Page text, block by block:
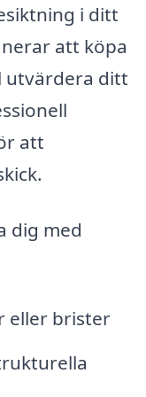
i ditt
att köpa
utvärdera ditt
att
dig med
eller brister